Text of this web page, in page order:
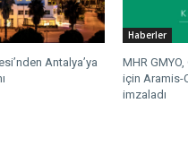
Antalya’ya
Haberler
MHR
için Aramis-
imzaladı